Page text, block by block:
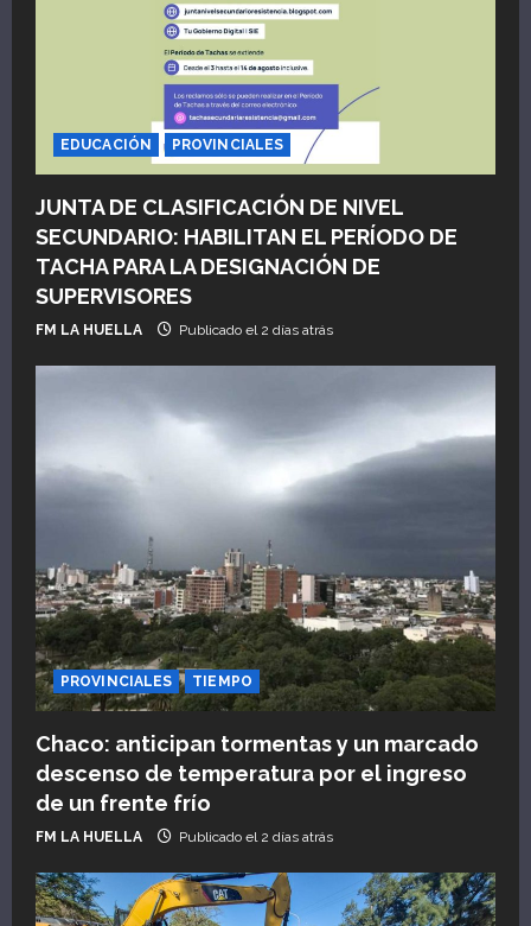
EDUCACIÓN PROVINCIALES
JUNTA DE CLASIFICACIÓN DE NIVEL
SECUNDARIO: HABILITAN EL PERÍODO DE
TACHA PARA LA DESIGNACIÓN DE
SUPERVISORES
FM LA HUELLA Publicado el 2 días atrás
PROVINCIALES TIEMPO
Chaco: anticipan tormentas y un marcado
descenso de temperatura por el ingreso
de un frente frío
FM LA HUELLA Publicado el 2 días atrás